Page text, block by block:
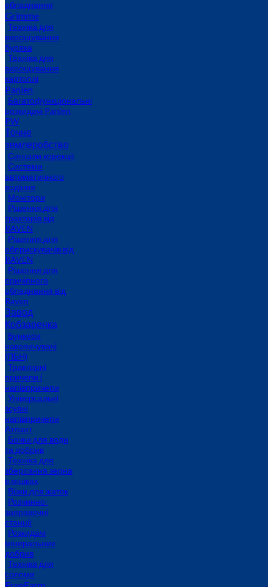
обладнання
Grimme
Техніка для
вирощування
буряка
Техніка для
вирощування
картоплі
Panien
Багатофункціональні
розкидачі Panien
PW
Точне
землеробство
Сигнали корекції
Системи
автоматичного
водіння
Монітори
Рішення для
тракторів від
RAVEN
Рішення для
обприскувачів від
RAVEN
Рішення для
причіпного
обладнання від
Raven
Завод
Кобзаренка
Бункери
накопичувачі
(ПБН)
Тракторні
причепи i
напiвпричепи
Універсальні
зсувні
напівпричепи
Атлант
Бочки для води
та добрив
Техніка для
зберігання зерна
в мішках
Візки для жаток
Розчинно-
заправочні
станції
Розкидачі
мінеральних
добрив
Техніка для
соломи